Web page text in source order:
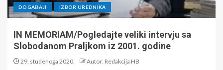
DOGAĐAJI IZBOR UREDNIKA
IN MEMORIAM/Pogledajte veliki intervju sa
Slobodanom Praljkom iz 2001. godine
29. studenoga 2020. Autor: Redakcija HB